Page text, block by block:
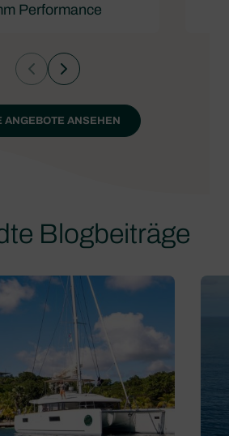
Performance
ANGEBOTE ANSEHEN
Blogbeiträge